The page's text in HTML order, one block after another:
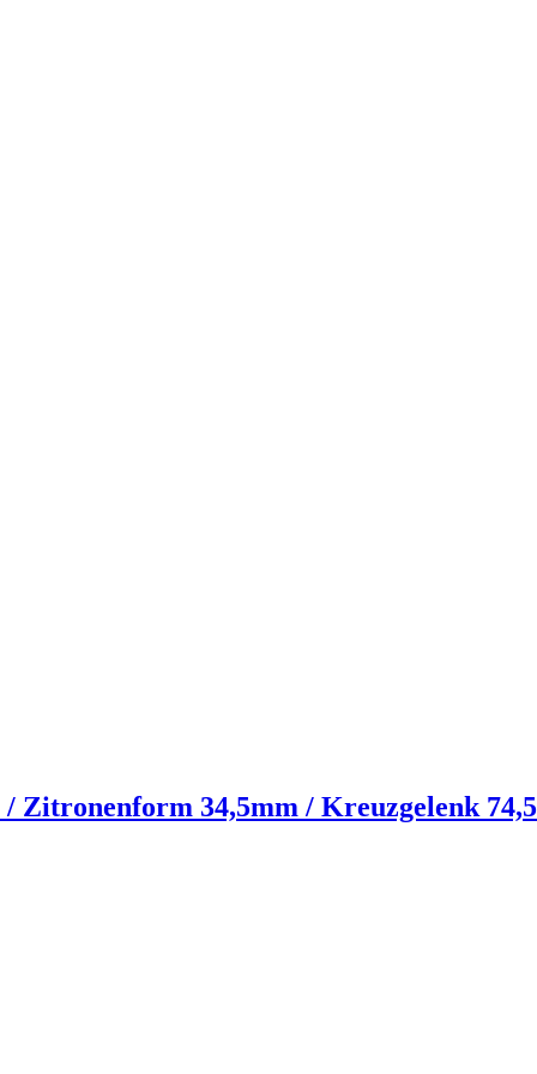
Zitronenform 34,5mm / Kreuzgelenk